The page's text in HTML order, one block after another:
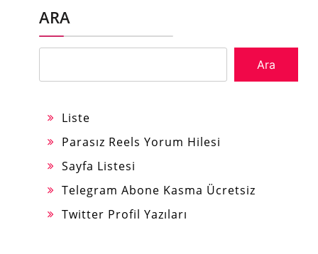
ARA
Ara
Liste
Parasız Reels Yorum Hilesi
Sayfa Listesi
Telegram Abone Kasma Ücretsiz
Twitter Profil Yazıları